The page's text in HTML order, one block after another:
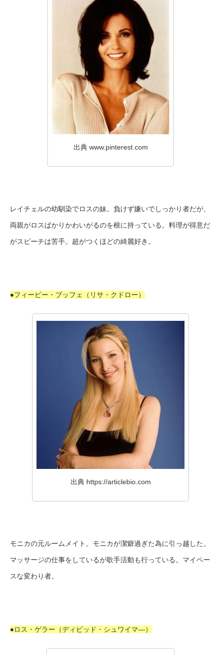
出典 www.pinterest.com
レイチェルの幼馴染でロスの妹。負けず嫌いでしっかり者だが、
両親がロスばかりかわいがるのを根に持っている。料理が得意だ
がスピーチは苦手。超がつくほどの綺麗好き。
●フィービー・ブッフェ（リサ・クドロー）
出典 https://articlebio.com
モニカの元ルームメイト。モニカが潔癖過ぎた為に引っ越した。
マッサージの仕事をしているが歌手活動も行っている。マイペー
スな変わり者。
●ロス・ゲラー（ディビッド・シュワイマ―）